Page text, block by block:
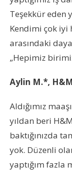
Teşekkür eden
Kendimi çok iyi
arasındaki
„Hepimiz
Aylin M.*, H&M
Aldığımız
yıldan beri
baktığınızda
yok. Düzenli
yaptığım fazla